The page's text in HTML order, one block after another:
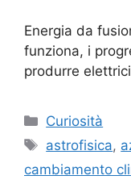
Energia da
funziona, i
produrre
Categorie
Curiosità
Tag
astrofisica,
cambiamento